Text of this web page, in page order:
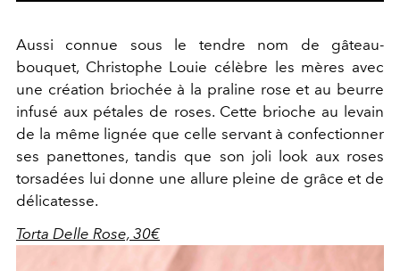
Aussi connue sous le tendre nom de gâteau-
bouquet, Christophe Louie célèbre les mères avec
une création briochée à la praline rose et au beurre
infusé aux pétales de roses. Cette brioche au levain
de la même lignée que celle servant à confectionner
ses panettones, tandis que son joli look aux roses
torsadées lui donne une allure pleine de grâce et de
délicatesse.
Torta Delle Rose, 30€